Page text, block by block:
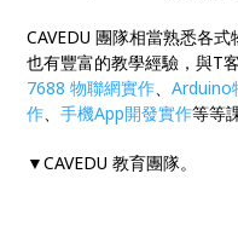
CAVEDU 團隊相當熟悉各
也有豐富的教學經驗，與T
7688 物聯網實作 、Arduino
作 、手機App開發實作等等
▼CAVEDU 教育團隊。